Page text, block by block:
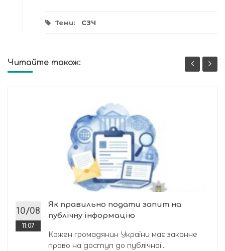
Теми: СЗЧ
Читайте також:
10/08
11:07
Як правильно подати запит на
публічну інформацію
Кожен громадянин України має законне
право на доступ до публічної...